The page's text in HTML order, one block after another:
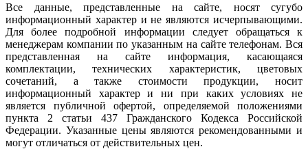
Все данные, представленные на сайте, носят сугубо
информационный характер и не являются исчерпывающими.
Для более подробной информации следует обращаться к
менеджерам компании по указанным на сайте телефонам. Вся
представленная на сайте информация, касающаяся
комплектации, технических характеристик, цветовых
сочетаний, а также стоимости продукции, носит
информационный характер и ни при каких условиях не
является публичной офертой, определяемой положениями
пункта 2 статьи 437 Гражданского Кодекса Российской
Федерации. Указанные цены являются рекомендованными и
могут отличаться от действительных цен.